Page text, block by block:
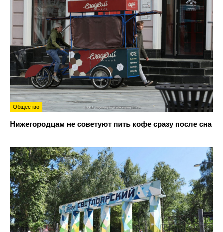
Общество
Нижегородцам не советуют пить кофе сразу после сна